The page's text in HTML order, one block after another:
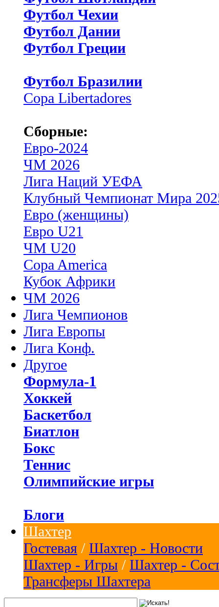
Футбол Чехии
Футбол Дании
Футбол Греции
Футбол Бразилии
Copa Libertadores
Сборные:
Евро-2024
ЧМ 2026
Лига Наций УЕФА
Клубный Чемпионат Мира
Евро (женщины)
Евро U21
ЧМ U20
Copa America
Кубок Африки
ЧМ 2026
Лига Чемпионов
Лига Европы
Лига Конф.
Другое
Формула-1
Хоккей
Баскетбол
Биатлон
Бокс
Теннис
Олимпийские игры
Блоги
Шахтер
Гостевая / Шахтер - Новости
Шахтер - Игры / Шахтер -
Трансферы Шахтера